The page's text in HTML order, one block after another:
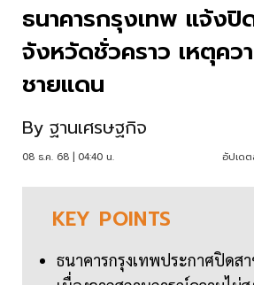
ธนาคารกรุงเทพ แจ้งปิ
จังหวัดชั่วคราว เหตุคว
ชายแดน
By ฐานเศรษฐกิจ
08 ธ.ค. 68 | 04:40 น. อัปเด
KEY POINTS
ธนาคารกรุงเทพประกาศปิดส